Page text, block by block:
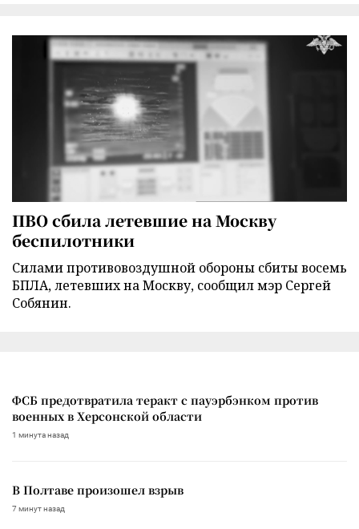
ПВО сбила летевшие на Москву
беспилотники
Силами противовоздушной обороны сбиты восемь
БПЛА, летевших на Москву, сообщил мэр Сергей
Собянин.
ФСБ предотвратила теракт с пауэрбэнком против
военных в Херсонской области
1 минута назад
В Полтаве произошел взрыв
7 минут назад